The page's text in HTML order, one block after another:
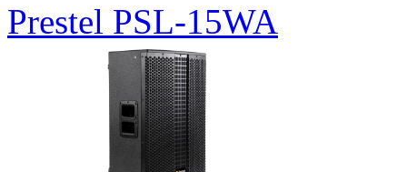
Prestel PSL-15WA